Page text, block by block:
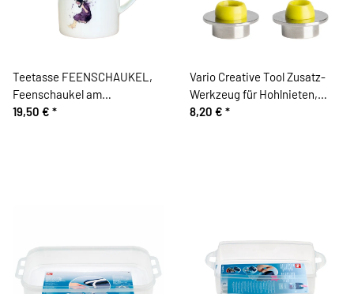
Teetasse FEENSCHAUKEL,
Feenschaukel am
Beerenzweig, Acufactum
19,50 € *
Vario Creative Tool Zusatz-
Werkzeug für Hohlnieten,
Prym
8,20 € *